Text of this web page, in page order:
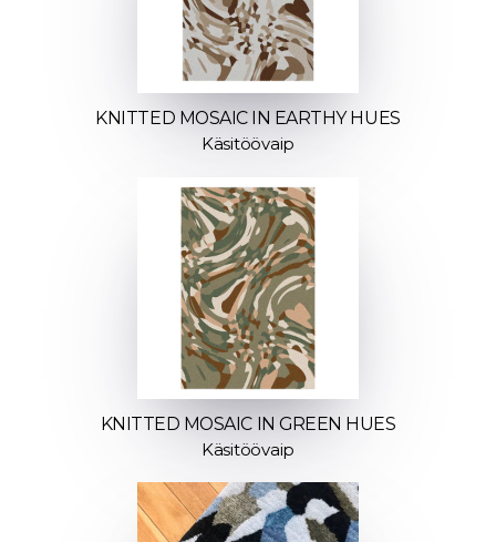
KNITTED MOSAIC IN EARTHY HUES
Käsitöövaip
KNITTED MOSAIC IN GREEN HUES
Käsitöövaip